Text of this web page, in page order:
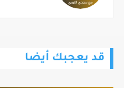
قد يعجبك أيضا